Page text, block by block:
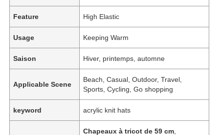
Feature High Elastic
Usage Keeping Warm
Saison Hiver, printemps, automne
Applicable Scene
Beach, Casual, Outdoor, Travel,
Sports, Cycling, Go shopping
keyword acrylic knit hats
Chapeaux à tricot de 59 cm